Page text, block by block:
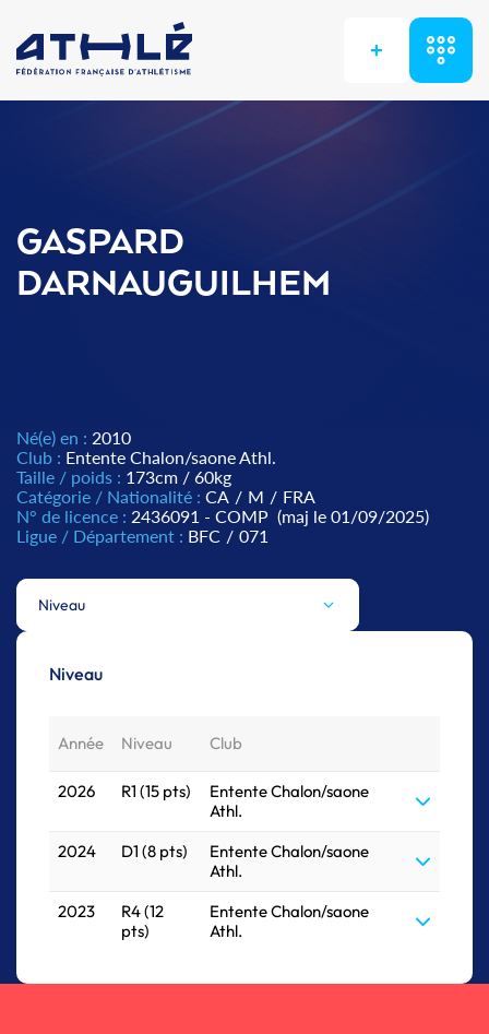
+
GASPARD
DARNAUGUILHEM
Né(e) en : 2010
Club : Entente Chalon/saone Athl.
Taille / poids : 173cm / 60kg
Catégorie / Nationalité : CA / M / FRA
N° de licence : 2436091 - COMP (maj le 01/09/2025)
Ligue / Département : BFC / 071
Niveau
Niveau
Année Niveau Club
2026 R1 (15 pts)
Entente Chalon/saone
Athl.
2024
D1 (8 pts)
Entente Chalon/saone
Athl.
2023
R4 (12
pts)
Entente Chalon/saone
Athl.